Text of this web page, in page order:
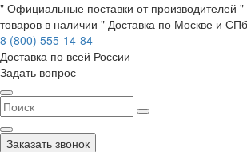
" Официальные поставки от производителей
товаров в наличии " Доставка по Москве и
8 (800) 555-14-84
Доставка по всей России
Задать вопрос
Заказать звонок